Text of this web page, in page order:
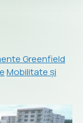
Greenfield
Mobilitate și